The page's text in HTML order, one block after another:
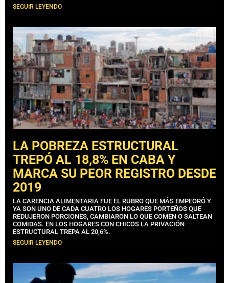
SEGUIR LEYENDO
LA POBREZA ESTRUCTURAL
TREPÓ AL 18,8% EN CABA Y
MARCA SU PEOR REGISTRO DESDE
2019
LA CARENCIA ALIMENTARIA FUE EL RUBRO QUE MÁS EMPEORÓ Y
YA SON UNO DE CADA CUATRO LOS HOGARES PORTEÑOS QUE
REDUJERON PORCIONES, CAMBIARON LO QUE COMEN O SALTEAN
COMIDAS. EN LOS HOGARES CON CHICOS LA PRIVACIÓN
ESTRUCTURAL TREPA AL 20,6%.
SEGUIR LEYENDO